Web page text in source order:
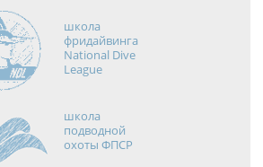
школа
фридайвинга
National Dive
League
школа
подводной
охоты ФПСР